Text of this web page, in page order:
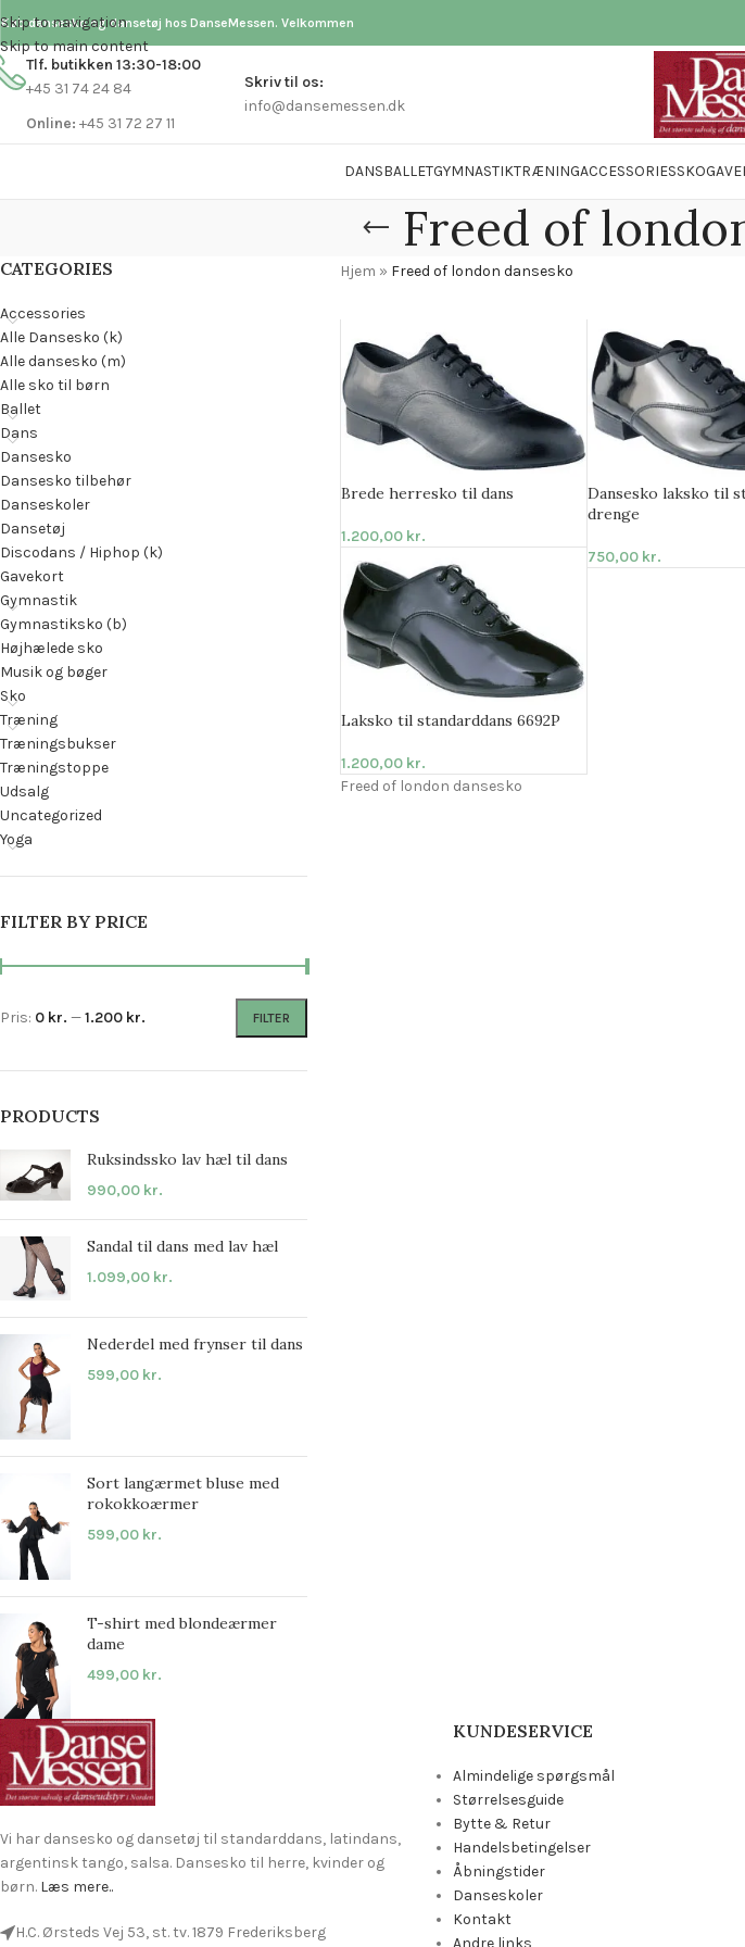
Skip to navigation
Skip to main content
Køb dansesko og dansetøj hos DanseMessen. Velkommen
Tlf. butikken 13:30-18:00
+45 31 74 24 84
Online: +45 31 72 27 11
Skriv til os:
info@dansemessen.dk
DANSBALLETGYMNASTIKTRÆNINGACCESSORIESSKO
Freed of
CATEGORIES
Accessories
Alle Dansesko (k)
Alle dansesko (m)
Alle sko til børn
Ballet
Dans
Dansesko
Dansesko tilbehør
Danseskoler
Dansetøj
Discodans / Hiphop (k)
Gavekort
Gymnastik
Gymnastiksko (b)
Højhælede sko
Musik og bøger
Sko
Træning
Træningsbukser
Træningstoppe
Udsalg
Uncategorized
Yoga
FILTER BY PRICE
FILTER
Pris: 0 kr. —1.200 kr.
PRODUCTS
Ruksindssko lav hæl til dans
990,00 kr.
Sandal til dans med lav hæl
1.099,00 kr.
Nederdel med frynser til dans
599,00 kr.
Sort langærmet bluse med
rokokkoærmer
599,00 kr.
T-shirt med blondeærmer
dame
499,00 kr.
Hjem » Freed of london dansesko
Brede herresko til dans
1.200,00 kr.
Dansesko laksko til
drenge
750,00 kr.
Laksko til standarddans 6692P
1.200,00 kr.
Freed of london dansesko
Vi har dansesko og dansetøj til standarddans, latindans,
argentinsk tango, salsa. Dansesko til herre, kvinder og
børn. Læs mere..
H.C. Ørsteds Vej 53, st. tv. 1879 Frederiksberg
KUNDESERVICE
Almindelige spørgsmål
Størrelsesguide
Bytte & Retur
Handelsbetingelser
Åbningstider
Danseskoler
Kontakt